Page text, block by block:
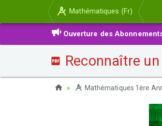
Mathématiques (Fr)
Ouverture des
Reconnaître
Mathématiques 1ère